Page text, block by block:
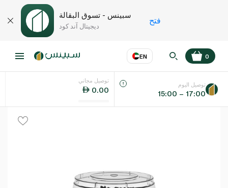
سبينس - تسوق البقالة
ديجيتال آند كود
فتح
EN
اللغة عر
0
توصيل مجاني
0.00
توصيل اليوم
15:00 – 17:00